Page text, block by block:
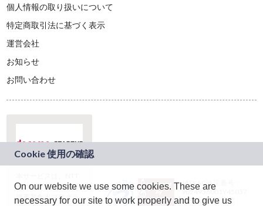
個人情報の取り扱いについて
特定商取引法に基づく表示
運営会社
お知らせ
お問い合わせ
ドコモグループの新
規事業創出プログラ
JASRAC許諾番号：
9024936001Y45037
JASRAC許諾番号：
On our website we use some cookies. These are
necessary for our site to work properly and to give us